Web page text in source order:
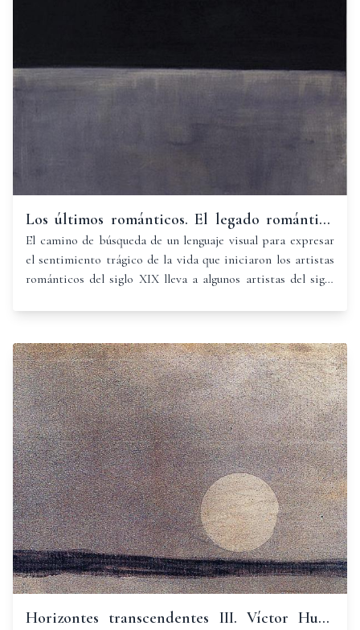
Los últimos románticos. El legado romántico
en el siglo XX.
El camino de búsqueda de un lenguaje visual para expresar
el sentimiento trágico de la vida que iniciaron los artistas
románticos del siglo XIX lleva a algunos artistas del siglo
neoexpresionismo.
Horizontes transcendentes III. Víctor Hugo